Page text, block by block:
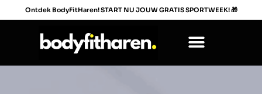
naar
Ontdek BodyFitHaren! START NU JOUW GRATIS SPORTWEEK!🎁